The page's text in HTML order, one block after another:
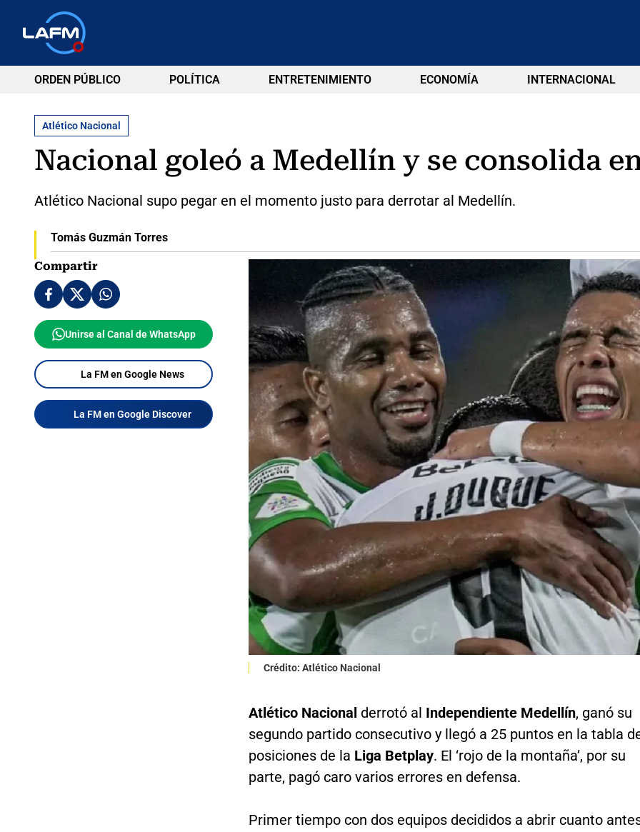
ORDEN PÚBLICO POLÍTICA ENTRETENIMIENTO ECONOMÍA INTERNACIONAL
Atlético Nacional
Nacional goleó a Medellín y se consolida
Atlético Nacional supo pegar en el momento justo para derrotar al Medellín.
Tomás Guzmán Torres
Compartir
Unirse al Canal de WhatsApp
La FM en Google News
La FM en Google Discover
Crédito: Atlético Nacional
Atlético Nacional derrotó al Independiente Medellín, ganó su
segundo partido consecutivo y llegó a 25 puntos en la tabla
posiciones de la Liga Betplay. El ‘rojo de la montaña’, por su
parte, pagó caro varios errores en defensa.
Primer tiempo con dos equipos decididos a abrir cuanto